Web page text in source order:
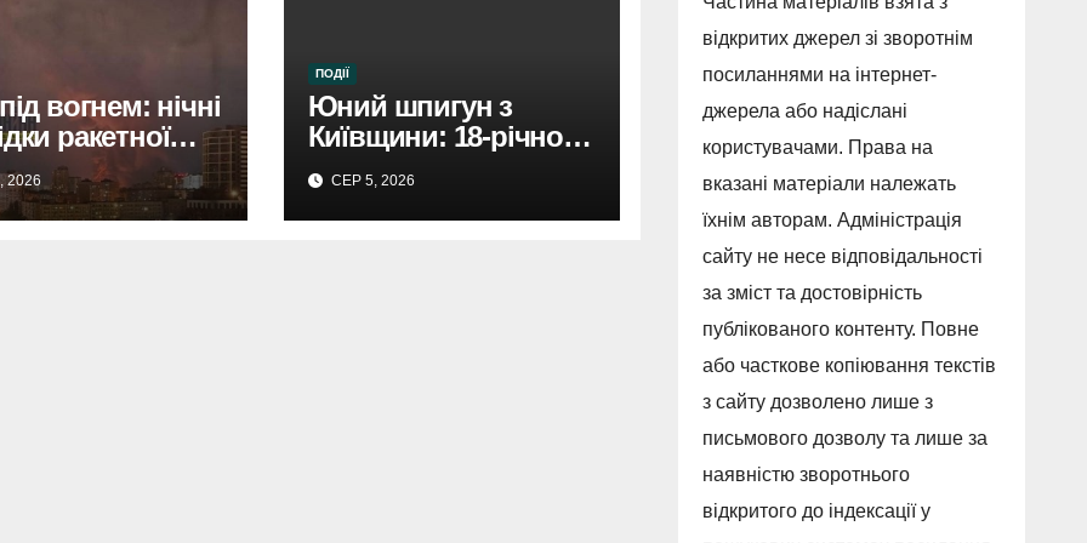
вогнем: нічні
ракетної
2026
ПОДІЇ
Юний шпигун з
Київщини: 18-річного
затримали за зраду
Росії.
СЕР 5, 2026
відкритих джерел зі зворотнім
посиланнями на інтернет-
джерела або надіслані
користувачами. Права на
вказані матеріали належать
їхнім авторам. Адміністрація
сайту не несе відповідальності
за зміст та достовірність
публікованого контенту. Повне
або часткове копіювання текстів
з сайту дозволено лише з
письмового дозволу та лише за
наявністю зворотнього
відкритого до індексації у